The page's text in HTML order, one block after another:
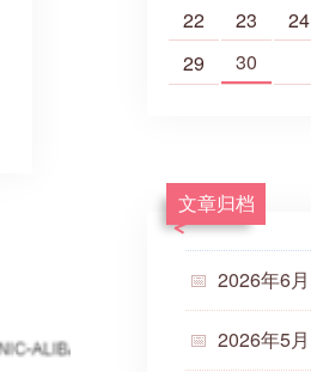
22
23 24
29
30
文章归档
2026年6月
2026年5月